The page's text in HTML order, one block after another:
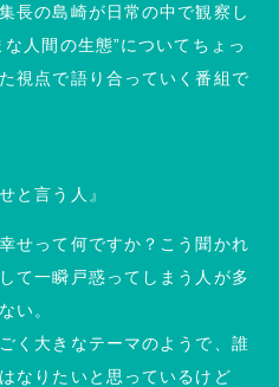
長の島崎が日常の中で観察し
な人間の生態”についてちょっ
視点で語り合っていく番組で
と言う人』
せって何ですか？こう聞かれ
て一瞬戸惑ってしまう人が多
い。
く大きなテーマのようで、誰
なりたいと思っているけど